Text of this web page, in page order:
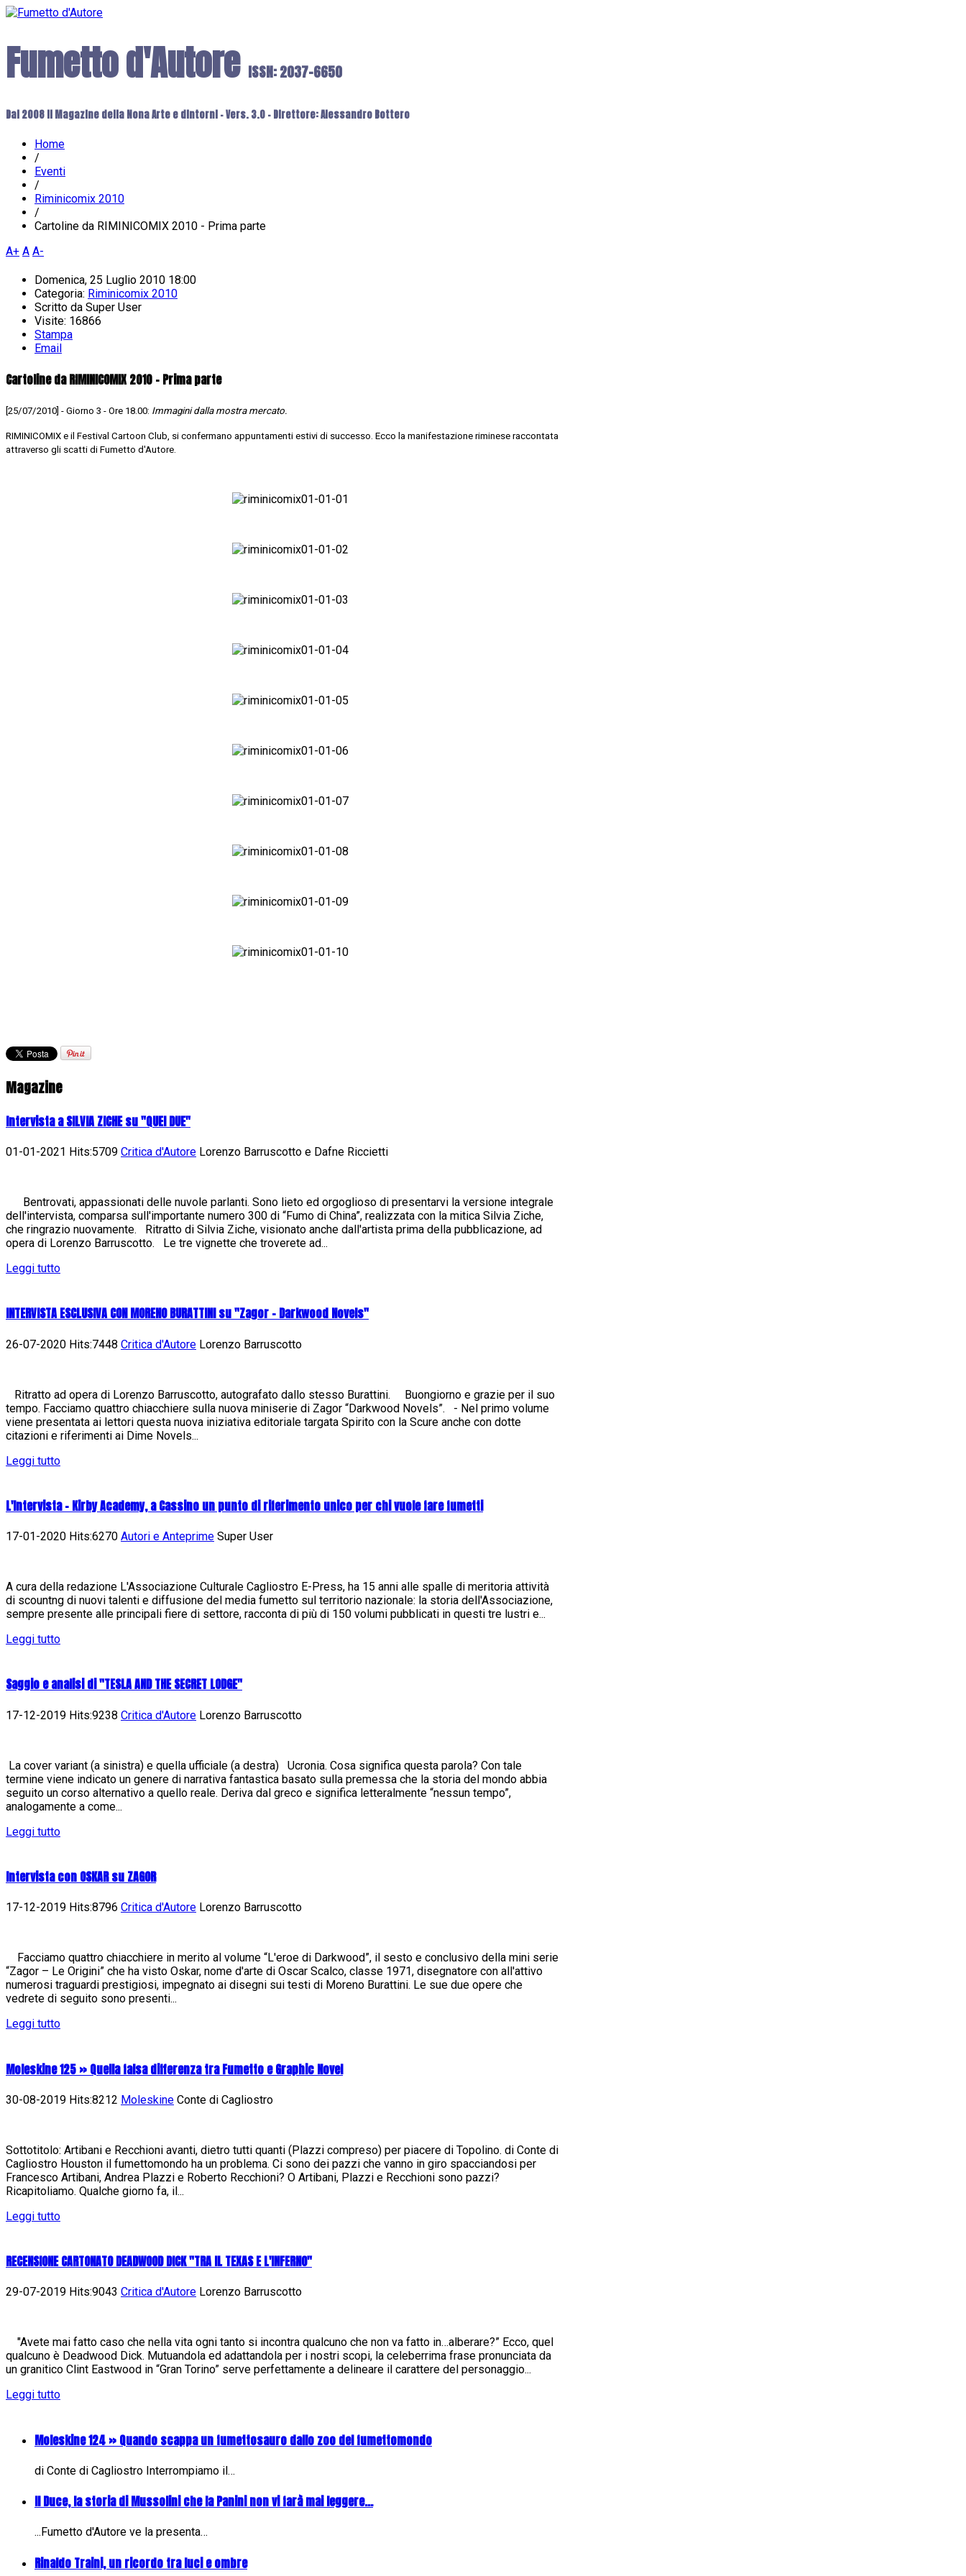
Fumetto d'Autore ISSN: 2037-6650
Dal 2008 il Magazine della Nona Arte e dintorni - Vers. 3.0 - Direttore: Alessandro Bottero
Home
/
Eventi
/
Riminicomix 2010
/
Cartoline da RIMINICOMIX 2010 - Prima parte
A+ A A-
Domenica, 25 Luglio 2010 18:00
Categoria: Riminicomix 2010
Scritto da Super User
Visite: 16866
Stampa
Email
Cartoline da RIMINICOMIX 2010 - Prima parte
[25/07/2010] - Giorno 3 - Ore 18.00: Immagini dalla mostra mercato.
RIMINICOMIX e il Festival Cartoon Club, si confermano appuntamenti estivi di successo. Ecco la manifestazione riminese raccontata
attraverso gli scatti di Fumetto d'Autore.
Magazine
Intervista a SILVIA ZICHE su "QUEI DUE"
01-01-2021 Hits:5709 Critica d'Autore Lorenzo Barruscotto e Dafne Riccietti
Bentrovati, appassionati delle nuvole parlanti. Sono lieto ed orgoglioso di presentarvi la versione integrale
dell'intervista, comparsa sull'importante numero 300 di “Fumo di China”, realizzata con la mitica Silvia Ziche,
che ringrazio nuovamente. Ritratto di Silvia Ziche, visionato anche dall'artista prima della pubblicazione, ad
opera di Lorenzo Barruscotto. Le tre vignette che troverete ad...
Leggi tutto
INTERVISTA ESCLUSIVA CON MORENO BURATTINI su "Zagor - Darkwood Novels"
26-07-2020 Hits:7448 Critica d'Autore Lorenzo Barruscotto
Ritratto ad opera di Lorenzo Barruscotto, autografato dallo stesso Burattini. Buongiorno e grazie per il suo
tempo. Facciamo quattro chiacchiere sulla nuova miniserie di Zagor “Darkwood Novels”. - Nel primo volume
viene presentata ai lettori questa nuova iniziativa editoriale targata Spirito con la Scure anche con dotte
citazioni e riferimenti ai Dime Novels...
Leggi tutto
L'Intervista - Kirby Academy, a Cassino un punto di riferimento unico per chi vuole fare fumetti
17-01-2020 Hits:6270 Autori e Anteprime Super User
A cura della redazione L'Associazione Culturale Cagliostro E-Press, ha 15 anni alle spalle di meritoria attività
di scountng di nuovi talenti e diffusione del media fumetto sul territorio nazionale: la storia dell'Associazione,
sempre presente alle principali fiere di settore, racconta di più di 150 volumi pubblicati in questi tre lustri e...
Leggi tutto
Saggio e analisi di "TESLA AND THE SECRET LODGE"
17-12-2019 Hits:9238 Critica d'Autore Lorenzo Barruscotto
La cover variant (a sinistra) e quella ufficiale (a destra) Ucronia. Cosa significa questa parola? Con tale
termine viene indicato un genere di narrativa fantastica basato sulla premessa che la storia del mondo abbia
seguito un corso alternativo a quello reale. Deriva dal greco e significa letteralmente “nessun tempo”,
analogamente a come...
Leggi tutto
Intervista con OSKAR su ZAGOR
17-12-2019 Hits:8796 Critica d'Autore Lorenzo Barruscotto
Facciamo quattro chiacchiere in merito al volume “L'eroe di Darkwood”, il sesto e conclusivo della mini serie
“Zagor – Le Origini” che ha visto Oskar, nome d'arte di Oscar Scalco, classe 1971, disegnatore con all'attivo
numerosi traguardi prestigiosi, impegnato ai disegni sui testi di Moreno Burattini. Le sue due opere che
vedrete di seguito sono presenti...
Leggi tutto
Moleskine 125 » Quella falsa differenza tra Fumetto e Graphic Novel
30-08-2019 Hits:8212 Moleskine Conte di Cagliostro
Sottotitolo: Artibani e Recchioni avanti, dietro tutti quanti (Plazzi compreso) per piacere di Topolino. di Conte di
Cagliostro Houston il fumettomondo ha un problema. Ci sono dei pazzi che vanno in giro spacciandosi per
Francesco Artibani, Andrea Plazzi e Roberto Recchioni? O Artibani, Plazzi e Recchioni sono pazzi?
Ricapitoliamo. Qualche giorno fa, il...
Leggi tutto
RECENSIONE CARTONATO DEADWOOD DICK "TRA IL TEXAS E L'INFERNO"
29-07-2019 Hits:9043 Critica d'Autore Lorenzo Barruscotto
"Avete mai fatto caso che nella vita ogni tanto si incontra qualcuno che non va fatto in…alberare?” Ecco, quel
qualcuno è Deadwood Dick. Mutuandola ed adattandola per i nostri scopi, la celeberrima frase pronunciata da
un granitico Clint Eastwood in “Gran Torino” serve perfettamente a delineare il carattere del personaggio...
Leggi tutto
Moleskine 124 » Quando scappa un fumettosauro dallo zoo del fumettomondo
di Conte di Cagliostro Interrompiamo il…
Il Duce, la storia di Mussolini che la Panini non vi farà mai leggere...
...Fumetto d'Autore ve la presenta…
Rinaldo Traini, un ricordo tra luci e ombre